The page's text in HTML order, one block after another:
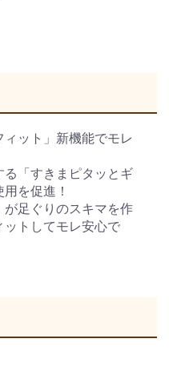
ィット」新機能でモレ
「すきまピタッとギ
を促進！
が足ぐりのスキマを作
ットしてモレ安心で